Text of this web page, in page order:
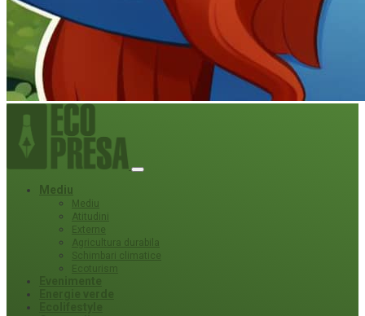
Mediu
Mediu
Atitudini
Externe
Agricultura durabila
Schimbari climatice
Ecoturism